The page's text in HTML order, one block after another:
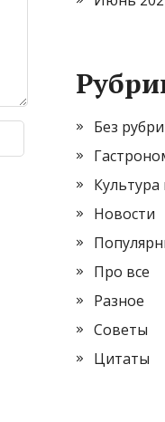
Без
Новости
Про все
Разное
Советы
Цитаты